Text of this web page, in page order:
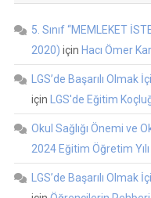
5. Sınıf “MEMLEKET
2020) için Hacı Ömer
LGS’de Başarılı Olmak
için
LGS'de Eğitim
Okul Sağlığı Önemi ve
2024 Eğitim Öğretim
LGS’de Başarılı Olmak